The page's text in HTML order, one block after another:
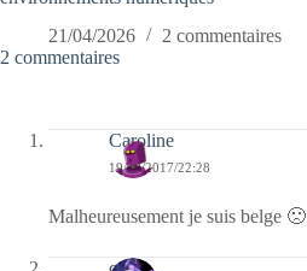
21/04/2026
2 commentaires
2 commentaires
Caroline
19/08/2017/22:28
Malheureusement je suis belge 🙁